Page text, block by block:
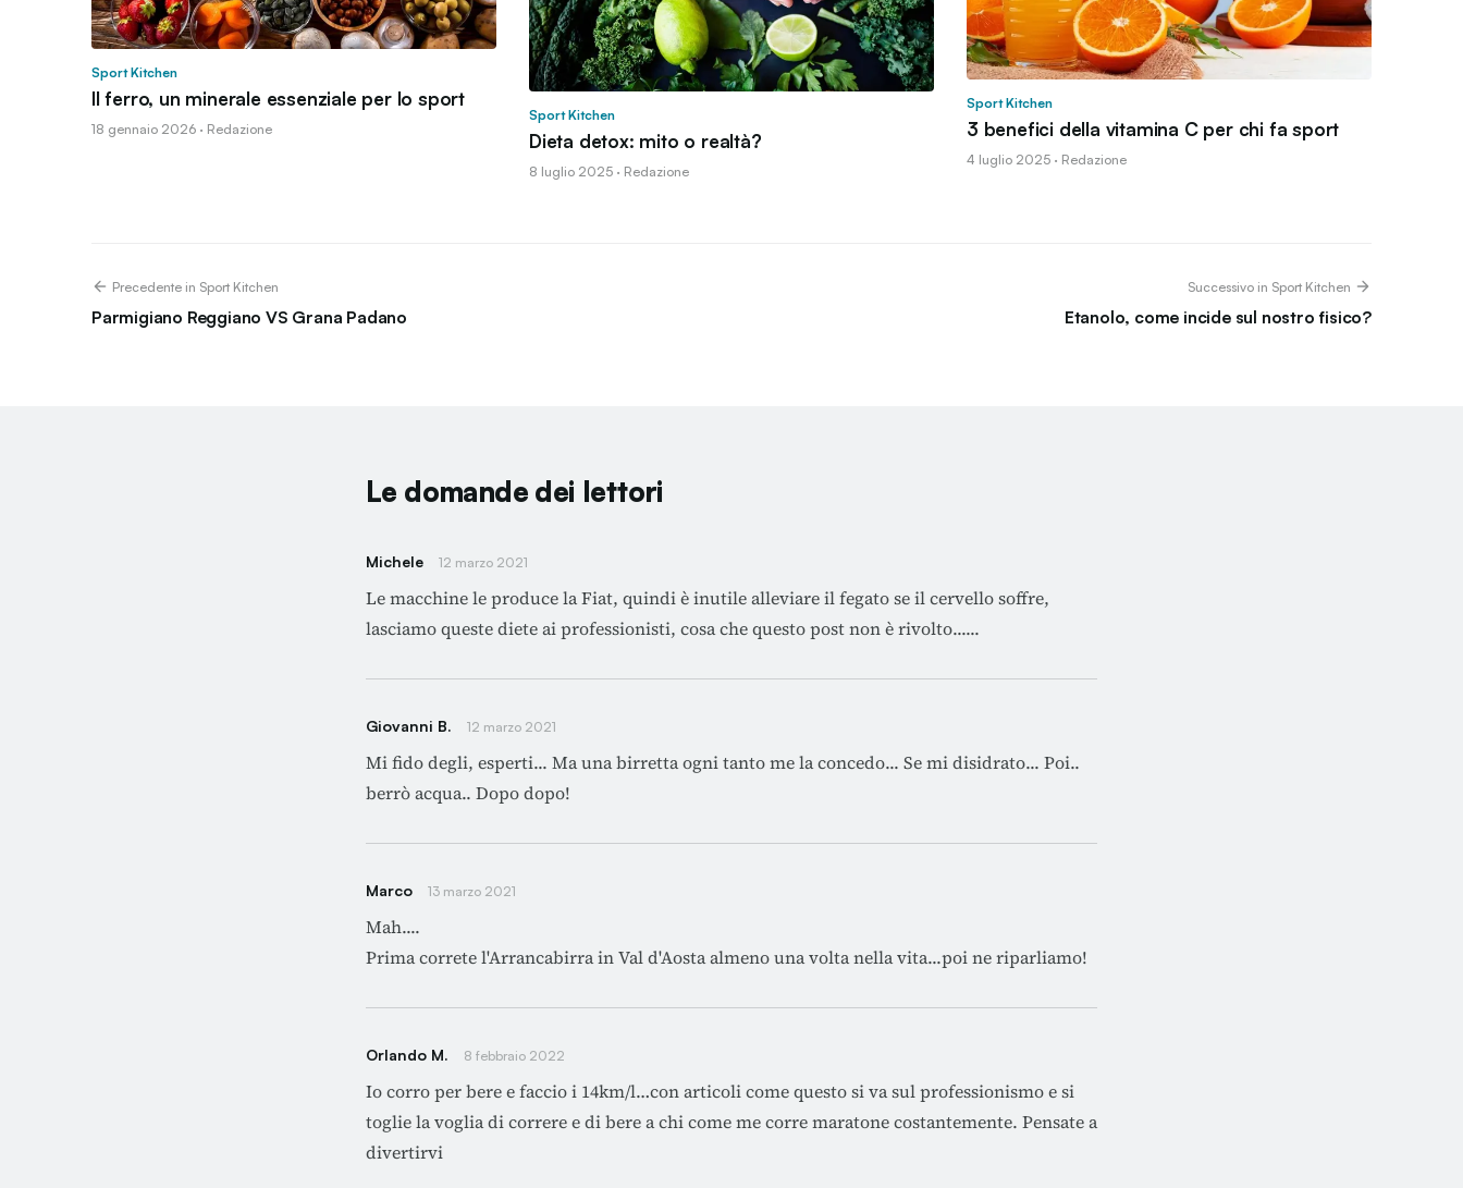
Sport Kitchen
Il ferro, un minerale essenziale per lo sport
18 gennaio 2026 · Redazione
Sport Kitchen
Dieta detox: mito o realtà?
8 luglio 2025 · Redazione
Sport Kitchen
3 benefici della vitamina C per chi fa sport
4 luglio 2025 · Redazione
Precedente in Sport Kitchen
Parmigiano Reggiano VS Grana Padano
Successivo in Sport Kitchen
Etanolo, come incide sul nostro fisico?
Le domande dei lettori
Michele 12 marzo 2021
Le macchine le produce la Fiat, quindi è inutile alleviare il fegato se il cervello soffre,
lasciamo queste diete ai professionisti, cosa che questo post non è rivolto......
Giovanni B. 12 marzo 2021
Mi fido degli, esperti... Ma una birretta ogni tanto me la concedo... Se mi disidrato... Poi..
berrò acqua.. Dopo dopo!
Marco 13 marzo 2021
Mah....
Prima correte l'Arrancabirra in Val d'Aosta almeno una volta nella vita...poi ne riparliamo!
Orlando M. 8 febbraio 2022
Io corro per bere e faccio i 14km/l…con articoli come questo si va sul professionismo e si
toglie la voglia di correre e di bere a chi come me corre maratone costantemente. Pensate a
divertirvi